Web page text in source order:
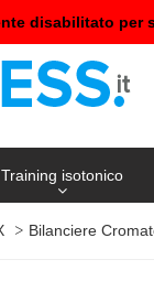
disabilitato
Training isotonico
Bilanciere